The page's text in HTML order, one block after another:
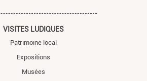
VISITES LUDIQUES
Patrimoine local
Expositions
Musées